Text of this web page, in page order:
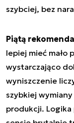
szybciej, bez
Piątą
lepiej mieć mało
wystarczająco
wyniszczenie
szybkiej
produkcji.